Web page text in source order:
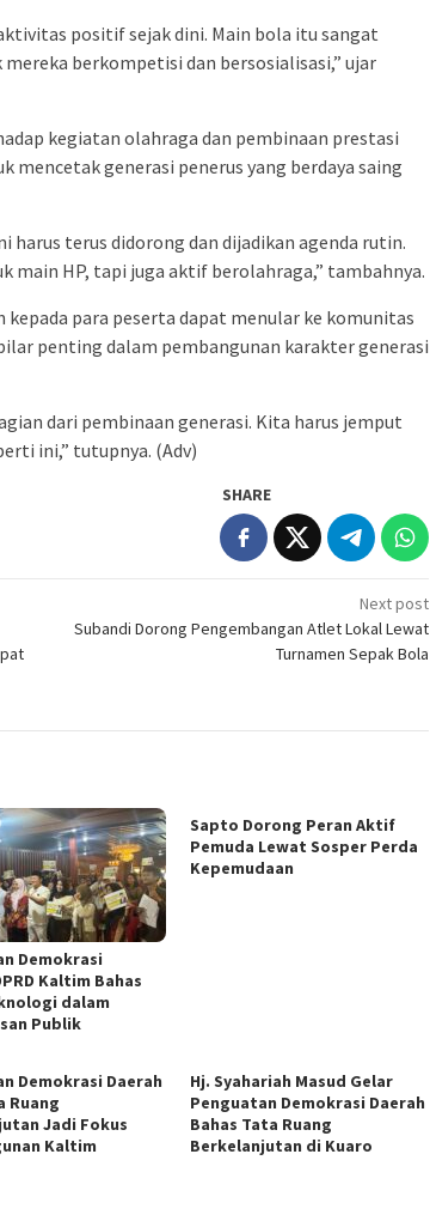
positif sejak dini. Main bola itu sangat
berkompetisi dan bersosialisasi,” ujar
kegiatan olahraga dan pembinaan prestasi
mencetak generasi penerus yang berdaya saing
terus didorong dan dijadikan agenda rutin.
main HP, tapi juga aktif berolahraga,” tambahnya.
para peserta dapat menular ke komunitas
penting dalam pembangunan karakter generasi
dari pembinaan generasi. Kita harus jemput
ini,” tutupnya. (Adv)
SHARE
Next post
Subandi Dorong Pengembangan Atlet Lokal Lewat
Turnamen Sepak Bola
Demokrasi
Kaltim Bahas
dalam
Publik
Sapto Dorong Peran Aktif
Pemuda Lewat Sosper Perda
Kepemudaan
Demokrasi Daerah
Ruang
Jadi Fokus
Kaltim
Hj. Syahariah Masud Gelar
Penguatan Demokrasi Daerah
Bahas Tata Ruang
Berkelanjutan di Kuaro